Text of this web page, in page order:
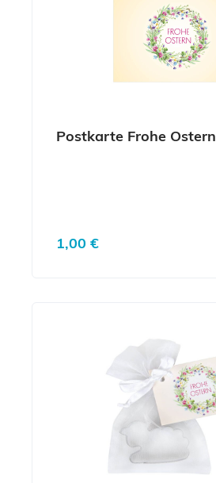
Postkarte Frohe Ostern
Regulärer Preis:
1,00 €